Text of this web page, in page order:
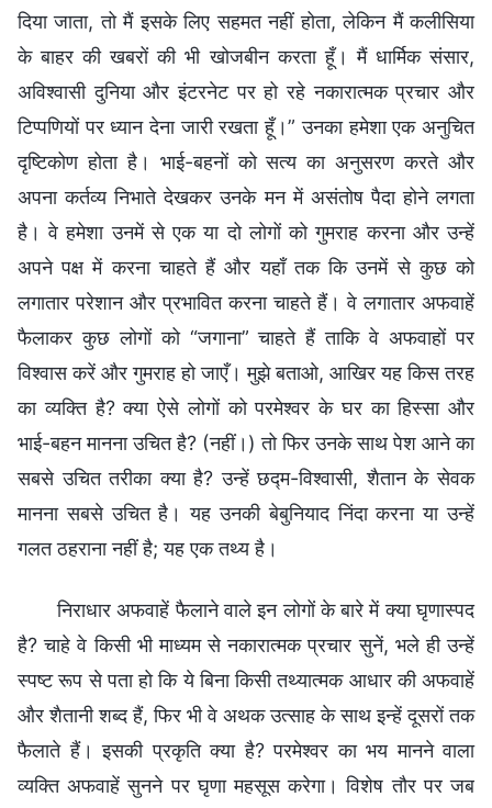
दिया जाता, तो मैं इसके लिए सहमत नहीं होता, लेकिन मैं कलीसिया
के बाहर की खबरों की भी खोजबीन करता हूँ। मैं धार्मिक संसार,
अविश्वासी दुनिया और इंटरनेट पर हो रहे नकारात्मक प्रचार और
टिप्पणियों पर ध्‍यान देना जारी रखता हूँ।” उनका हमेशा एक अनुचित
दृष्टिकोण होता है। भाई-बहनों को सत्य का अनुसरण करते और
अपना कर्तव्य निभाते देखकर उनके मन में असंतोष पैदा होने लगता
है। वे हमेशा उनमें से एक या दो लोगों को गुमराह करना और उन्हें
अपने पक्ष में करना चाहते हैं और यहाँ तक कि उनमें से कुछ को
लगातार परेशान और प्रभावित करना चाहते हैं। वे लगातार अफवाहें
फैलाकर कुछ लोगों को “जगाना” चाहते हैं ताकि वे अफवाहों पर
विश्वास करें और गुमराह हो जाएँ। मुझे बताओ, आखिर यह किस तरह
का व्यक्ति है? क्या ऐसे लोगों को परमेश्वर के घर का हिस्सा और
भाई-बहन मानना उचित है? (नहीं।) तो फिर उनके साथ पेश आने का
सबसे उचित तरीका क्या है? उन्हें छद्म-विश्वासी, शैतान के सेवक
मानना सबसे उचित है। यह उनकी बेबुनियाद निंदा करना या उन्हें
गलत ठहराना नहीं है; यह एक तथ्य है।
निराधार अफवाहें फैलाने वाले इन लोगों के बारे में क्या घृणास्पद
है? चाहे वे किसी भी माध्यम से नकारात्मक प्रचार सुनें, भले ही उन्हें
स्पष्ट रूप से पता हो कि ये बिना किसी तथ्यात्मक आधार की अफवाहें
और शैतानी शब्द हैं, फिर भी वे अथक उत्साह के साथ इन्हें दूसरों तक
फैलाते हैं। इसकी प्रकृति क्या है? परमेश्वर का भय मानने वाला
व्यक्ति अफवाहें सुनने पर घृणा महसूस करेगा। विशेष तौर पर जब